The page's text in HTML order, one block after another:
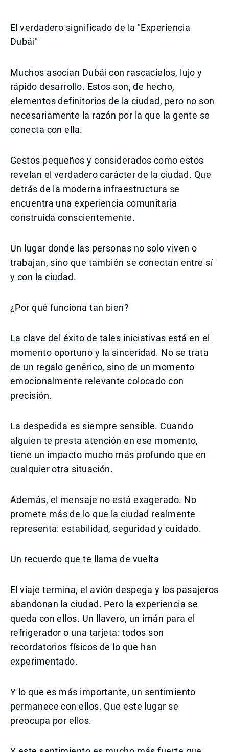
El verdadero significado de la "Experiencia
Dubái"
Muchos asocian Dubái con rascacielos, lujo y
rápido desarrollo. Estos son, de hecho,
elementos definitorios de la ciudad, pero no son
necesariamente la razón por la que la gente se
conecta con ella.
Gestos pequeños y considerados como estos
revelan el verdadero carácter de la ciudad. Que
detrás de la moderna infraestructura se
encuentra una experiencia comunitaria
construida conscientemente.
Un lugar donde las personas no solo viven o
trabajan, sino que también se conectan entre sí
y con la ciudad.
¿Por qué funciona tan bien?
La clave del éxito de tales iniciativas está en el
momento oportuno y la sinceridad. No se trata
de un regalo genérico, sino de un momento
emocionalmente relevante colocado con
precisión.
La despedida es siempre sensible. Cuando
alguien te presta atención en ese momento,
tiene un impacto mucho más profundo que en
cualquier otra situación.
Además, el mensaje no está exagerado. No
promete más de lo que la ciudad realmente
representa: estabilidad, seguridad y cuidado.
Un recuerdo que te llama de vuelta
El viaje termina, el avión despega y los pasajeros
abandonan la ciudad. Pero la experiencia se
queda con ellos. Un llavero, un imán para el
refrigerador o una tarjeta: todos son
recordatorios físicos de lo que han
experimentado.
Y lo que es más importante, un sentimiento
permanece con ellos. Que este lugar se
preocupa por ellos.